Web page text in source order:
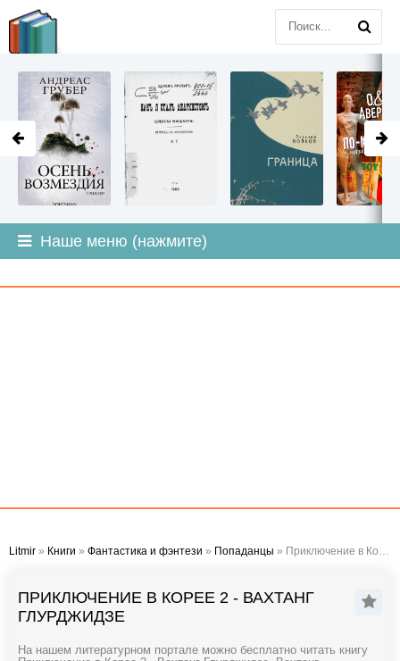
Наше меню (нажмите)
Litmir » Книги » Фантастика и фэнтези » Попаданцы » Приключение в Корее 2 - Вахтанг Глурджидзе
ПРИКЛЮЧЕНИЕ В КОРЕЕ 2 - ВАХТАНГ
ГЛУРДЖИДЗЕ
На нашем литературном портале можно бесплатно читать книгу
LITMIR.ORG